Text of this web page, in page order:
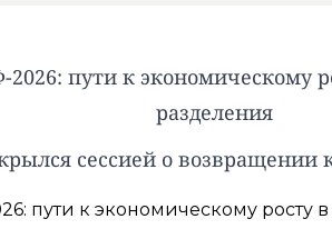
пути к экономическому
разделения
сессией о возвращении